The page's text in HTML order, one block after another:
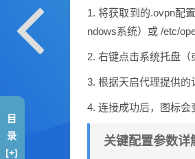
1. 将获取到的.ovpn配
ndows系统）或 /etc/
2. 右键点击系统托盘（
3. 根据天启代理提供的
4. 连接成功后，图标会
关键配置参数详
目
录
[+]